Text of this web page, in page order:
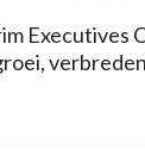
Executives